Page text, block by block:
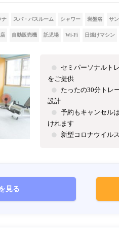
ナ スパ・バスルーム シャワー 岩盤浴 サ
自動販売機 託児場 Wi-Fi 日焼けマシン
セミパーソナルト
をご提供
たったの30分トレ
設計
予約もキャンセル
けれます
新型コロナウイル
見る